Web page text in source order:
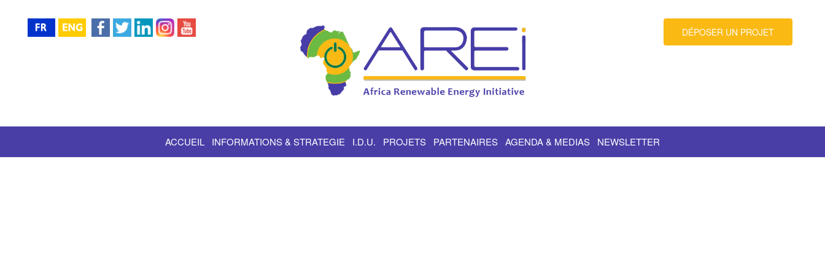
DÉPOSER UN PROJET
ACCUEIL INFORMATIONS & STRATEGIE I.D.U. PROJETS PARTENAIRES AGENDA & MEDIAS NEWSLETTER